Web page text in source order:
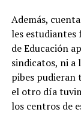
Además,
les estudiantes
de Educación
sindicatos, ni a
pibes pudieran
el otro día
los centros de